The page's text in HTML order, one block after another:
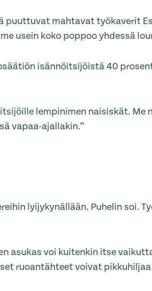
puuttuvat mahtavat työkaverit
usein koko poppoo yhdessä
isännöitsijöistä 40
lempinimen naisiskät. Me
vapaa-ajallakin.”
lyijykynällään. Puhelin soi.
asukas voi kuitenkin itse
ruoantähteet voivat